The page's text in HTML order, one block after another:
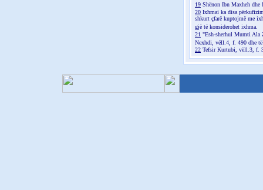
19 Shënon Ibn Maxheh
20 Ixhmai ka disa
shkurt çfarë kuptojmë me
gjë të konsiderohet ixhma.
21 "Esh-sherhul Mumti Ala
Nexhdi, vëll.4, f. 490 dhe
22 Tefsir Kurtubi, vëll.3, f.